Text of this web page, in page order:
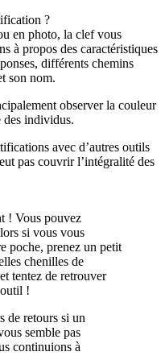
?
en photo, la clef vous
à propos des caractéristiques
différents chemins
son nom.
observer la couleur
des individus.
avec d’autres outils
pas couvrir l’intégralité des
! Vous pouvez
si vous vous
poche, prenez un petit
chenilles de
tentez de retrouver
!
de retours si un
semble pas
continuions à